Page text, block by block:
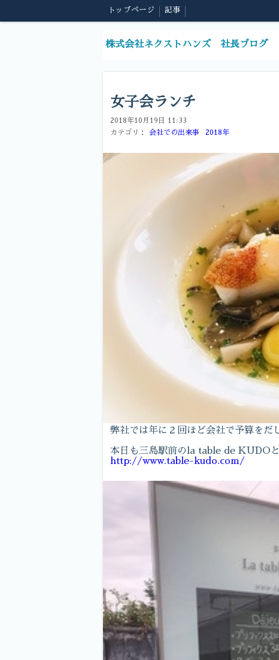
トップページ 記事
株式会社ネクストハンズ 社長ブログ
女子会ランチ
2018年10月19日 11:33
カテゴリ：
会社での出来事 2018年
弊社では年に２回ほど会社で予算をだ
本日も三島駅前のla table de KUDOと
http://www.table-kudo.com/